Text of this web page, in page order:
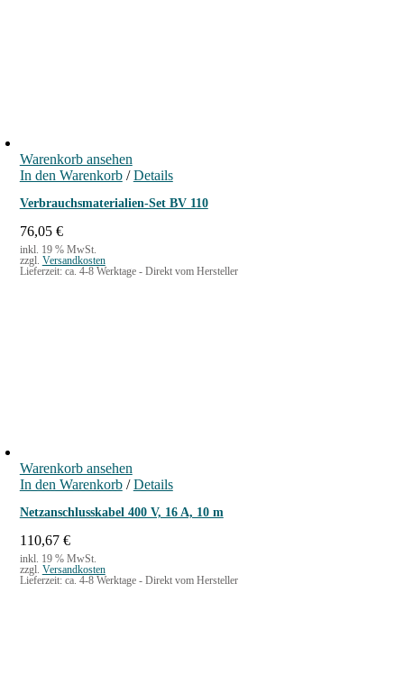
Warenkorb ansehen
In den Warenkorb / Details
Verbrauchsmaterialien-Set BV 110
76,05 €
inkl. 19 % MwSt.
zzgl. Versandkosten
Lieferzeit: ca. 4-8 Werktage - Direkt vom Hersteller
Warenkorb ansehen
In den Warenkorb / Details
Netzanschlusskabel 400 V, 16 A, 10 m
110,67 €
inkl. 19 % MwSt.
zzgl. Versandkosten
Lieferzeit: ca. 4-8 Werktage - Direkt vom Hersteller